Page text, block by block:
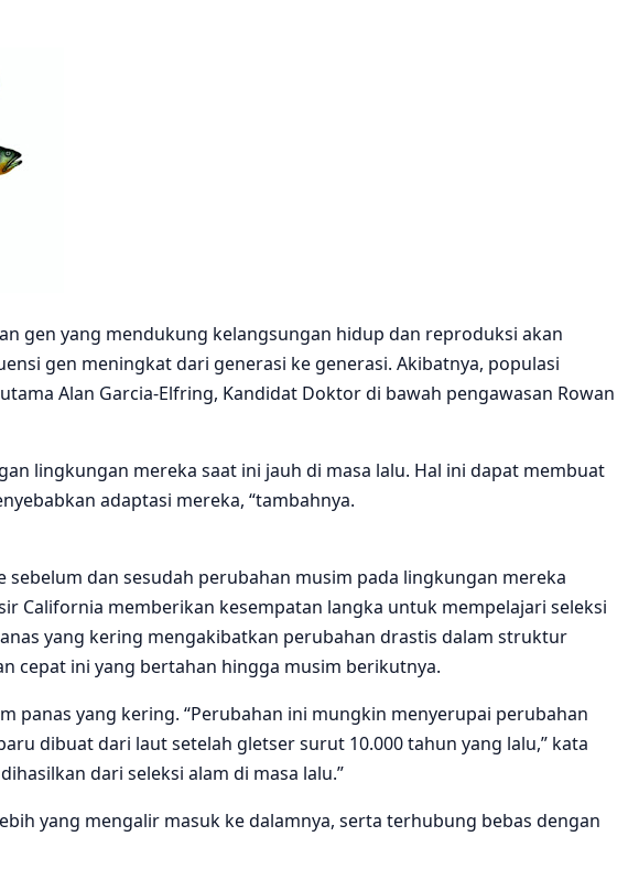
gen yang mendukung kelangsungan hidup dan reproduksi akan
gen meningkat dari generasi ke generasi. Akibatnya, populasi
Alan Garcia-Elfring, Kandidat Doktor di bawah pengawasan Rowan
lingkungan mereka saat ini jauh di masa lalu. Hal ini dapat membuat
adaptasi mereka, “tambahnya.
dan sesudah perubahan musim pada lingkungan mereka
California memberikan kesempatan langka untuk mempelajari seleksi
yang kering mengakibatkan perubahan drastis dalam struktur
cepat ini yang bertahan hingga musim berikutnya.
panas yang kering. “Perubahan ini mungkin menyerupai perubahan
dibuat dari laut setelah gletser surut 10.000 tahun yang lalu,” kata
dari seleksi alam di masa lalu.”
yang mengalir masuk ke dalamnya, serta terhubung bebas dengan